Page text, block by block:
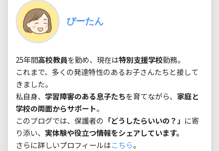
ぴーたん
25年間高校教員を勤め、現在は特別支援学校勤務。
これまで、多くの発達特性のあるお子さんたちと接して
きました。
私自身、 学習障害のある息子たちを育てながら、 家庭と
学校の両面からサポート。
このブログでは、保護者の 「どうしたらいいの？」 に寄
り添い、 実体験や役立つ情報をシェアしています。
さらに詳しいプロフィールはこちら。